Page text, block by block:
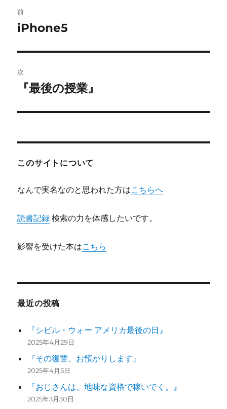
稿
ビ
ゲ
ー
前
前
投
稿:
iPhone5
次
次
投
『最後の授業』
このサイトについて
なんで実名なのと思われた方はこちらへ
読書記録 検索の力を体感したいです。
影響を受けた本はこちら
最近の投稿
『シビル・ウォー アメリカ最後の日』
2025年4月29日
『その復讐、お預かりします』
2025年4月5日
『おじさんは、地味な資格で稼いでく。』
2025年3月30日